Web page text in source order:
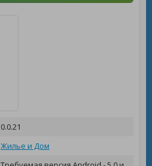
0.0.21
Жилье и Дом